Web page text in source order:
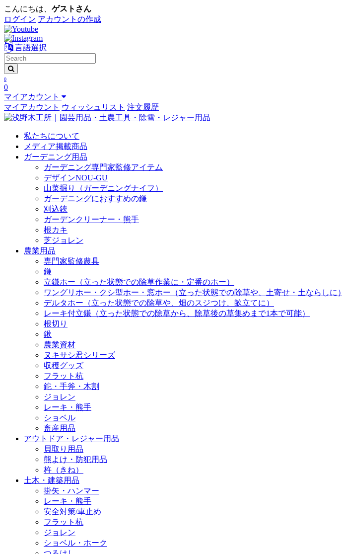
こんにちは、 ゲストさん
ログイン アカウントの作成
言語選択
0
0
マイアカウント
マイアカウント ウィッシュリスト 注文履歴
私たちについて
メディア掲載商品
ガーデニング用品
ガーデニング専門家監修アイテム
デザインNOU-GU
山菜掘り（ガーデニングナイフ）
ガーデニングにおすすめの鎌
刈込鋏
ガーデンクリーナー・熊手
根カキ
芝ジョレン
農業用品
専門家監修農具
鎌
立鎌ホー（立った状態での除草作業に・定番のホー）
ワングリホー・クシ型ホー・窓ホー（立った状態での除草や、土寄せ・土ならしに）
デルタホー（立った状態での除草や、畑のスジつけ、畝立てに）
レーキ付立鎌（立った状態での除草から、除草後の草集めまで1本で可能）
根切り
鍬
農業資材
ヌキサシ君シリーズ
収穫グッズ
フラット杭
鉈・手斧・木割
ジョレン
レーキ・熊手
ショベル
畜産用品
アウトドア・レジャー用品
貝取り用品
熊よけ・防犯用品
杵（きね）
土木・建築用品
掛矢・ハンマー
レーキ・熊手
安全対策/車止め
フラット杭
ジョレン
ショベル・ホーク